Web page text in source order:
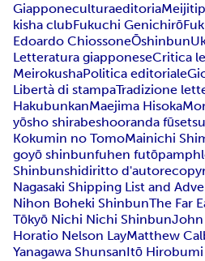
GiapponeculturaeditoriaMeiji
kisha clubFukuchi Genichirō
Edoardo ChiossoneŌshinbun
Letteratura giapponeseCritica
MeirokushaPolitica editoriale
Libertà di stampaTradizione
HakubunkanMaejima Hisoka
yōsho shirabeshooranda
Kokumin no TomoMainichi
goyō shinbunfuhen futō
Shinbunshidiritto d'autore
Nagasaki Shipping List and
Nihon Boheki ShinbunThe Far
Tōkyō Nichi Nichi ShinbunJohn
Horatio Nelson LayMatthew
Yanagawa ShunsanItō Hirobumi